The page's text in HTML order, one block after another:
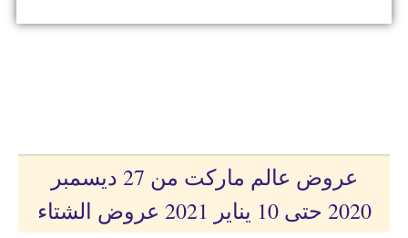
عروض عالم ماركت من 27 ديسمبر
2020 حتى 10 يناير 2021 عروض الشتاء